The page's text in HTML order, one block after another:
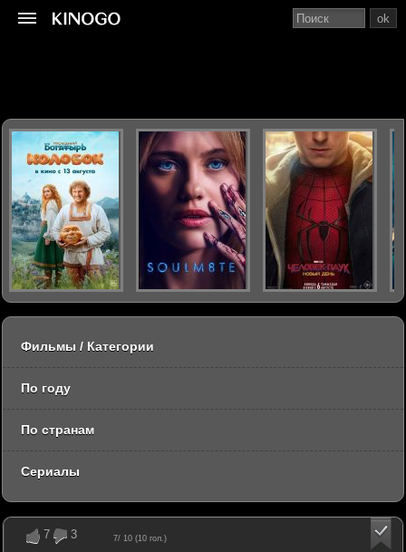
7 3 7/ 10 (10 гол.)
ok
Фильмы / Категории
По году
По странам
Сериалы